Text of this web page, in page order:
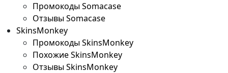
Промокоды Somacase
Отзывы Somacase
SkinsMonkey
Промокоды SkinsMonkey
Похожие SkinsMonkey
Отзывы SkinsMonkey